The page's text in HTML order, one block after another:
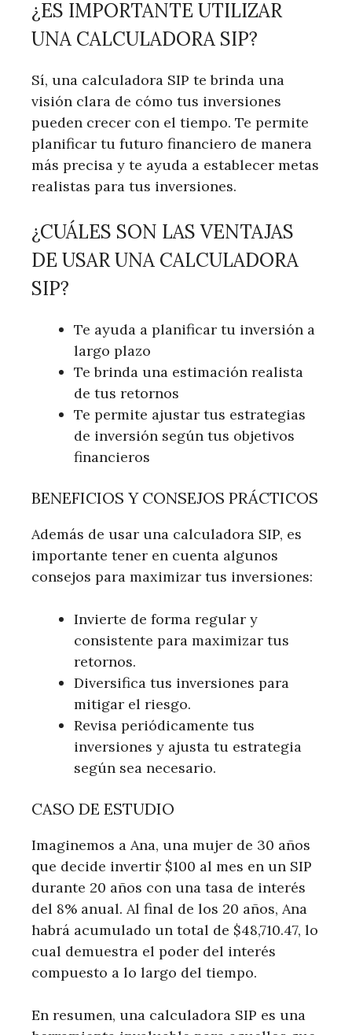
¿ES IMPORTANTE UTILIZAR
UNA CALCULADORA SIP?
Sí, una calculadora SIP te brinda una
visión clara de cómo tus inversiones
pueden crecer con el tiempo. Te permite
planificar tu futuro financiero de manera
más precisa y te ayuda a establecer metas
realistas para tus inversiones.
¿CUÁLES SON LAS VENTAJAS
DE USAR UNA CALCULADORA
SIP?
Te ayuda a planificar tu inversión a
largo plazo
Te brinda una estimación realista
de tus retornos
Te permite ajustar tus estrategias
de inversión según tus objetivos
financieros
BENEFICIOS Y CONSEJOS PRÁCTICOS
Además de usar una calculadora SIP, es
importante tener en cuenta algunos
consejos para maximizar tus inversiones:
Invierte de forma regular y
consistente para maximizar tus
retornos.
Diversifica tus inversiones para
mitigar el riesgo.
Revisa periódicamente tus
inversiones y ajusta tu estrategia
según sea necesario.
CASO DE ESTUDIO
Imaginemos a Ana, una mujer de 30 años
que decide invertir $100 al mes en un SIP
durante 20 años con una tasa de interés
del 8% anual. Al final de los 20 años, Ana
habrá acumulado un total de $48,710.47, lo
cual demuestra el poder del interés
compuesto a lo largo del tiempo.
En resumen, una calculadora SIP es una